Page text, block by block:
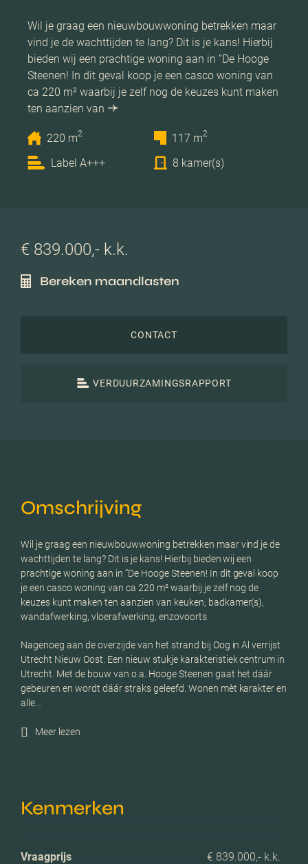
Wil je graag een nieuwbouwwoning betrekken maar
vind je de wachttijden te lang? Dit is je kans! Hierbij
bieden wij een prachtige woning aan in “De Hooge
Steenen! In dit geval koop je een casco woning van
ca 220 m² waarbij je zelf nog de keuzes kunt maken
ten aanzien van
220 m2 117 m2
Label A+++ 8 kamer(s)
€ 839.000,- k.k.
Bereken maandlasten
CONTACT
VERDUURZAMINGSRAPPORT
Omschrijving
Wil je graag een nieuwbouwwoning betrekken maar vind je de
wachttijden te lang? Dit is je kans! Hierbij bieden wij een
prachtige woning aan in “De Hooge Steenen! In dit geval koop
je een casco woning van ca 220 m² waarbij je zelf nog de
keuzes kunt maken ten aanzien van keuken, badkamer(s),
wandafwerking, vloerafwerking, enzovoorts.
Nagenoeg aan de overzijde van het strand bij Oog in Al verrijst
Utrecht Nieuw Oost. Een nieuw stukje karakteristiek centrum in
Utrecht. Met de bouw van o.a. Hooge Steenen gaat het dáár
gebeuren en wordt dáár straks geleefd. Wonen mèt karakter en
alle…
Meer lezen
Kenmerken
Vraagprijs € 839.000,- k.k.